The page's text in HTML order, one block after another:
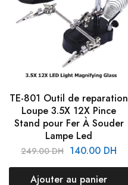
TE-801 Outil de reparation
Loupe 3.5X 12X Pince
Stand pour Fer À Souder
Lampe Led
249.00DH 140.00 DH
Ajouter au panier